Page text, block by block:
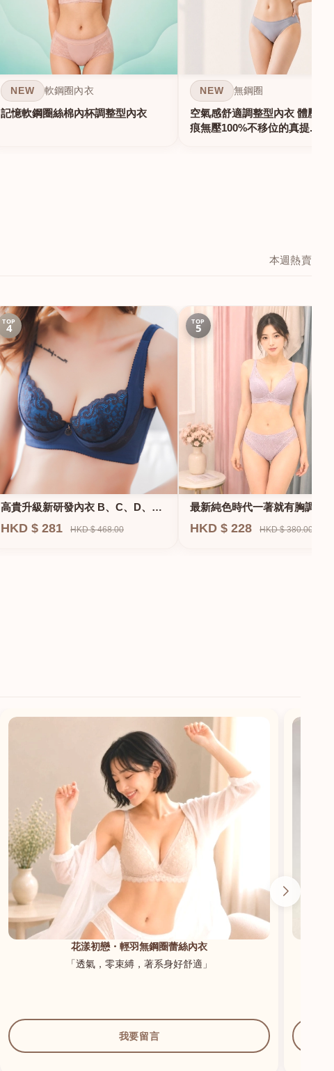
NEW 軟鋼圈內衣
記憶軟鋼圈絲棉內杯調整型內衣
NEW 無鋼圈
空氣感舒適調整型內衣 體壓雕
痕無壓100%不移位的真提...
本週熱賣
TOP
4
高貴升級新研發內衣 B、C、D、
E、F專業養脂術系列
HKD $ 281 HKD $ 468.00
TOP
5
最新純色時代一著就有胸調整
衣-專治小胸 蝴蝶肌位矯正型內
HKD $ 228 HKD $ 380.00
花漾初戀・輕羽無鋼圈蕾絲內衣
「透氣，零束縛，著系身好舒適」
我要留言